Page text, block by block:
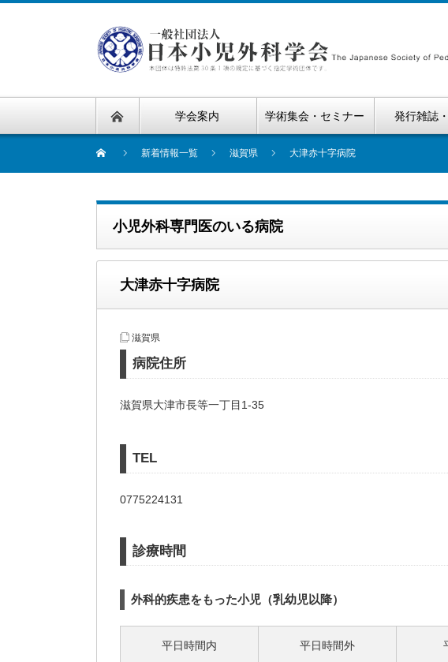
学会案内 学術集会・セミナー 発行雑誌
新着情報一覧 滋賀県 大津赤十字病院
小児外科専門医のいる病院
大津赤十字病院
滋賀県
病院住所
滋賀県大津市長等一丁目1-35
TEL
0775224131
診療時間
外科的疾患をもった小児（乳幼児以降）
平日時間内 平日時間外